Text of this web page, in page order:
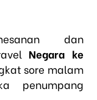
dan
Negara ke
sore malam
penumpang